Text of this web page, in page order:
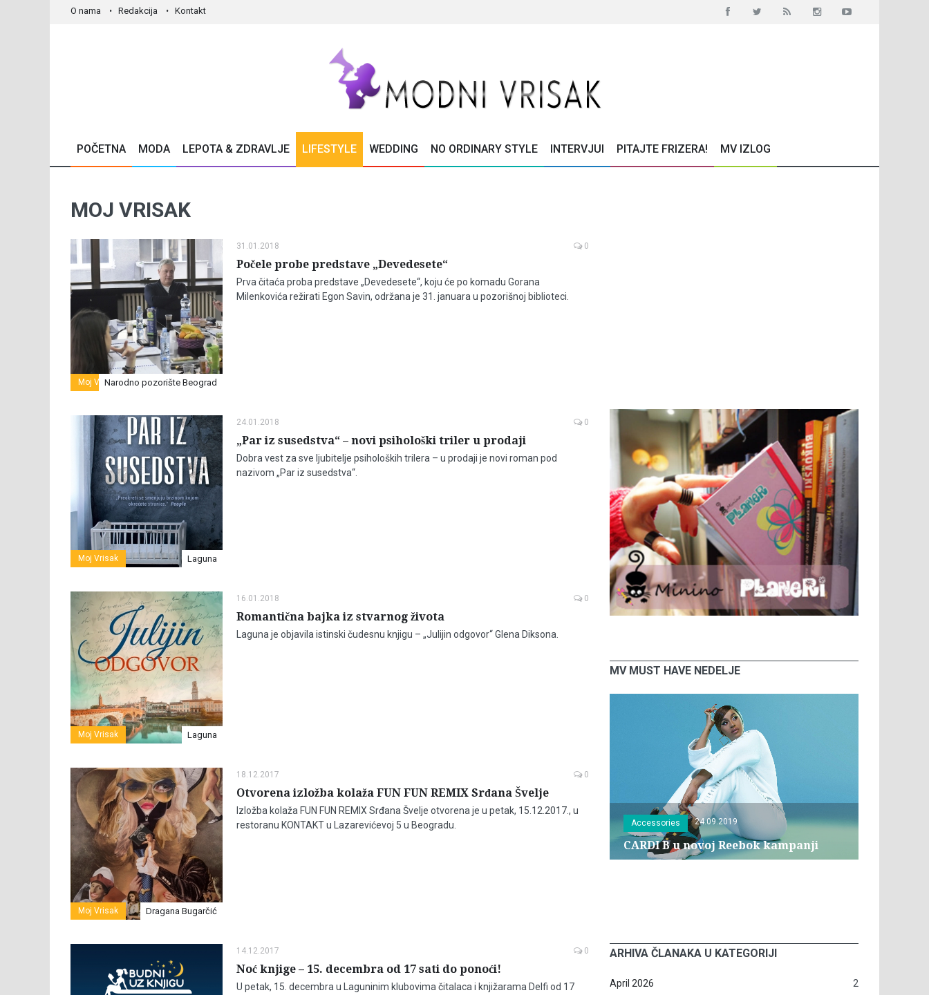
O nama Redakcija Kontakt
POČETNA MODA LEPOTA & ZDRAVLJE LIFESTYLE WEDDING NO ORDINARY STYLE INTERVJUI PITAJTE FRIZERA! MV IZLOG
MOJ VRISAK
Moj VrisakNarodno pozorište Beograd
31.01.2018 0
Počele probe predstave „Devedesete“
Prva čitaća proba predstave „Devedesete“, koju će po komadu Gorana
Milenkovića režirati Egon Savin, održana je 31. januara u pozorišnoj biblioteci.
Moj Vrisak Laguna
24.01.2018 0
„Par iz susedstva“ – novi psihološki triler u prodaji
Dobra vest za sve ljubitelje psiholoških trilera – u prodaji je novi roman pod
nazivom „Par iz susedstva“.
Moj Vrisak Laguna
16.01.2018 0
Romantična bajka iz stvarnog života
Laguna je objavila istinski čudesnu knjigu – „Julijin odgovor“ Glena Diksona.
Moj Vrisak Dragana Bugarčić
18.12.2017 0
Otvorena izložba kolaža FUN FUN REMIX Srđana Švelje
Izložba kolaža FUN FUN REMIX Srđana Švelje otvorena je u petak, 15.12.2017., u
restoranu KONTAKT u Lazarevićevoj 5 u Beogradu.
14.12.2017 0
Noć knjige – 15. decembra od 17 sati do ponoći!
U petak, 15. decembra u Laguninim klubovima čitalaca i knjižarama Delfi od 17
MV MUST HAVE NEDELJE
Accessories 24.09.2019
CARDI B u novoj Reebok kampanji
ARHIVA ČLANAKA U KATEGORIJI
April 2026 2